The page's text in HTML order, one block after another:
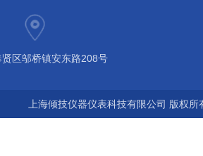
贤区邬桥镇安东路208号
上海倾技仪器仪表科技有限公司 版权